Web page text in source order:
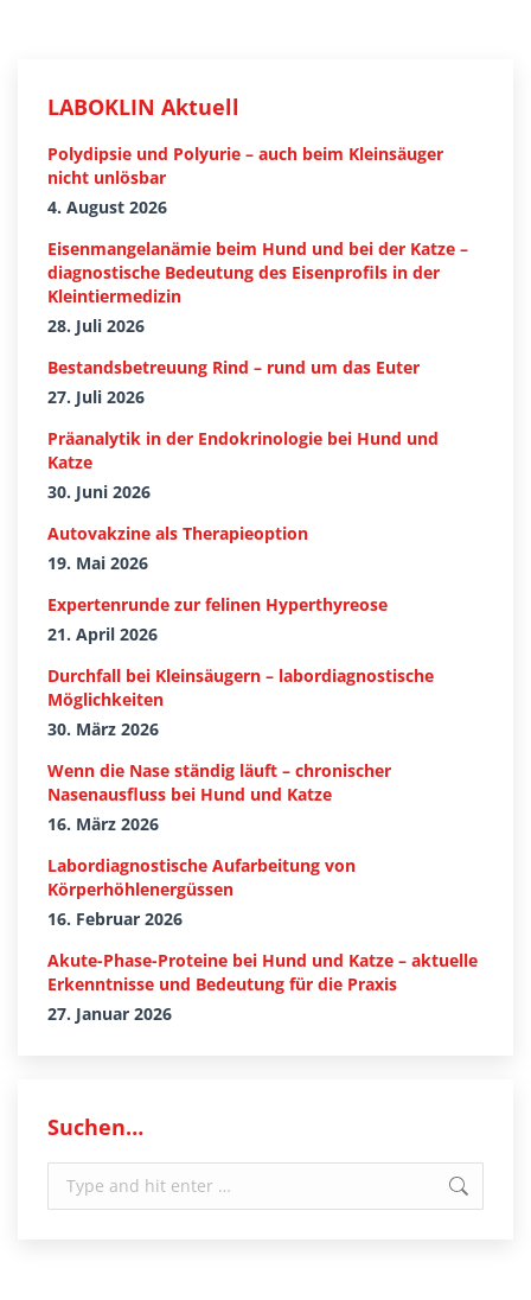
LABOKLIN Aktuell
Polydipsie und Polyurie – auch beim Kleinsäuger
nicht unlösbar
4. August 2026
Eisenmangelanämie beim Hund und bei der Katze –
diagnostische Bedeutung des Eisenprofils in der
Kleintiermedizin
28. Juli 2026
Bestandsbetreuung Rind – rund um das Euter
27. Juli 2026
Präanalytik in der Endokrinologie bei Hund und
Katze
30. Juni 2026
Autovakzine als Therapieoption
19. Mai 2026
Expertenrunde zur felinen Hyperthyreose
21. April 2026
Durchfall bei Kleinsäugern – labordiagnostische
Möglichkeiten
30. März 2026
Wenn die Nase ständig läuft – chronischer
Nasenausfluss bei Hund und Katze
16. März 2026
Labordiagnostische Aufarbeitung von
Körperhöhlenergüssen
16. Februar 2026
Akute-Phase-Proteine bei Hund und Katze – aktuelle
Erkenntnisse und Bedeutung für die Praxis
27. Januar 2026
Suchen…